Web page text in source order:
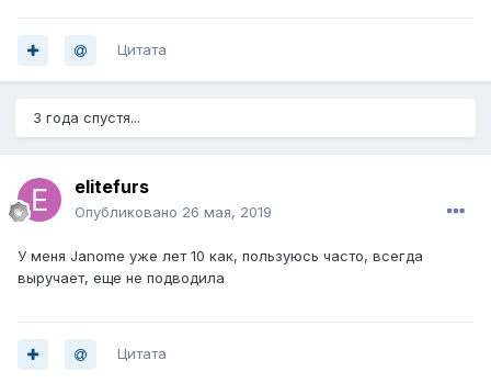
Цитата
3 года спустя...
elitefurs
Опубликовано 26 мая, 2019
У меня Janome уже лет 10 как, пользуюсь часто, всегда
выручает, еще не подводила
Цитата